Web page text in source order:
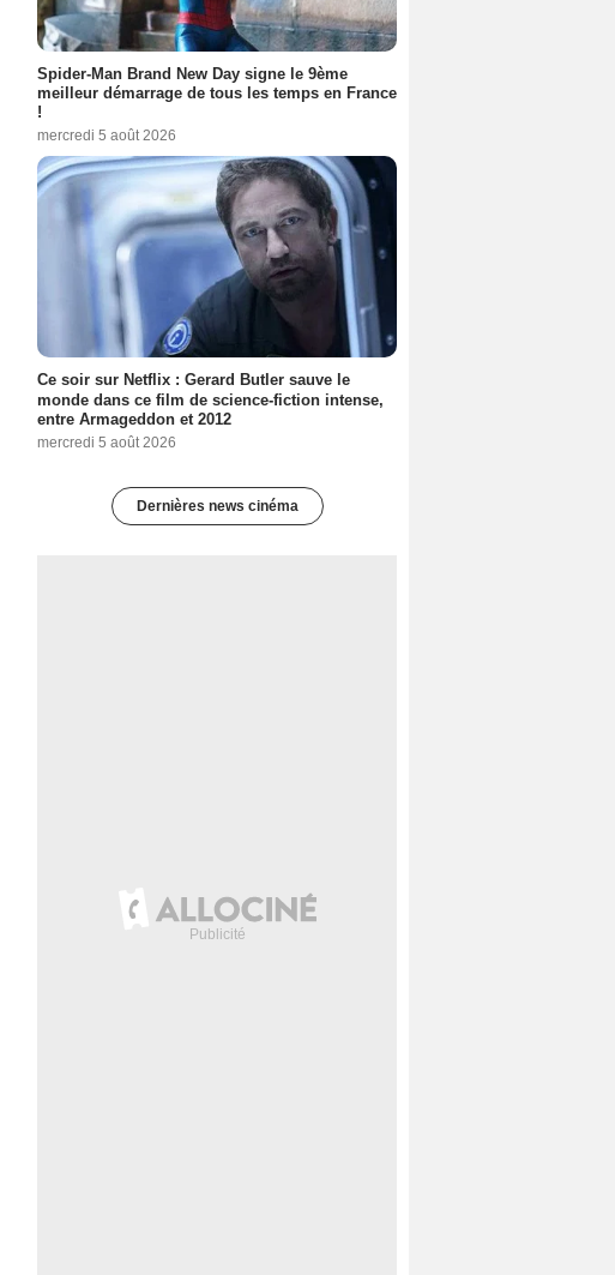
Spider-Man Brand New Day signe le 9ème
meilleur démarrage de tous les temps en France
!
mercredi 5 août 2026
Ce soir sur Netflix : Gerard Butler sauve le
monde dans ce film de science-fiction intense,
entre Armageddon et 2012
mercredi 5 août 2026
Dernières news cinéma